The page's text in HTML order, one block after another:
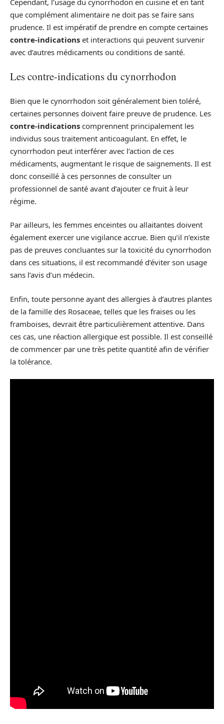
que complément alimentaire ne doit pas se faire sans
prudence. Il est impératif de prendre en compte certaines
contre-indications et interactions qui peuvent survenir
avec d’autres médicaments ou conditions de santé.
Les contre-indications du cynorrhodon
Bien que le cynorrhodon soit généralement bien toléré,
certaines personnes doivent faire preuve de prudence. Les
contre-indications comprennent principalement les
individus sous traitement anticoagulant. En effet, le
cynorrhodon peut interférer avec l’action de ces
médicaments, augmentant le risque de saignements. Il est
donc conseillé à ces personnes de consulter un
professionnel de santé avant d’ajouter ce fruit à leur
régime.
Par ailleurs, les femmes enceintes ou allaitantes doivent
également exercer une vigilance accrue. Bien qu’il n’existe
pas de preuves concluantes sur la toxicité du cynorrhodon
dans ces situations, il est recommandé d’éviter son usage
sans l’avis d’un médecin.
Enfin, toute personne ayant des allergies à d’autres plantes
de la famille des Rosaceae, telles que les fraises ou les
framboises, devrait être particulièrement attentive. Dans
ces cas, une réaction allergique est possible. Il est conseillé
de commencer par une très petite quantité afin de vérifier
la tolérance.